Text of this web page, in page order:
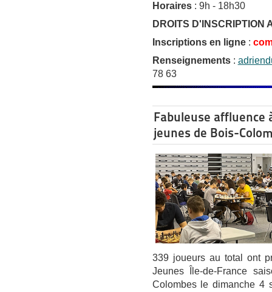
Horaires: 9h - 18h30
DROITS D'INSCRIPTION
Inscriptions en ligne:
Renseignements:
78 63
Fabuleuse affluence
jeunes de Bois-
339 joueurs au total ont
Jeunes Île-de-France
Colombes le dimanche 4